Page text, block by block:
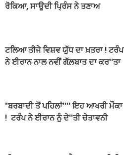
ਰੋਕਿਆ, ਸਾਊਦੀ ਪ੍ਰਿੰਸ ਨੇ ਤਣਾਅ
ਟਲਿਆ ਤੀਜੇ ਵਿਸ਼ਵ ਯੁੱਧ ਦਾ ਖ਼ਤਰਾ ! ਟਰੰਪ
ਨੇ ਈਰਾਨ ਨਾਲ ਨਵੀਂ ਗੱਲ਼ਬਾਤ ਦਾ ਕਰ''ਤਾ
"ਬਰਬਾਦੀ ਤੋਂ ਪਹਿਲਾਂ'''' ਇਹ ਆਖਰੀ ਮੌਕਾ
! ਟਰੰਪ ਨੇ ਈਰਾਨ ਨੂੰ ਦੇ''ਤੀ ਚੇਤਾਵਨੀ